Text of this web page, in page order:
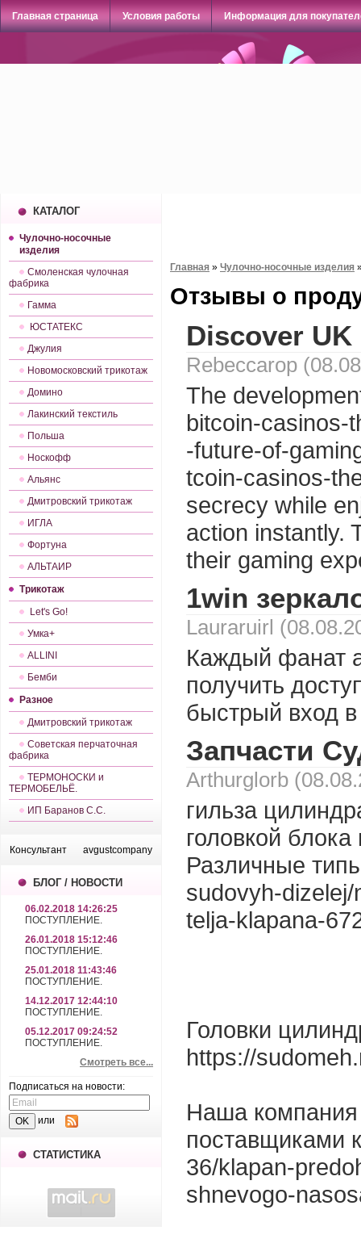
Главная страница Условия работы Информация для
КАТАЛОГ
Чулочно-носочные
изделия
Смоленская чулочная
фабрика
Гамма
ЮСТАТЕКС
Джулия
Новомосковский трикотаж
Домино
Лакинский текстиль
Польша
Носкофф
Альянс
Дмитровский трикотаж
ИГЛА
Фортуна
АЛЬТАИР
Трикотаж
Let's Gо!
Умка+
ALLINI
Бемби
Разное
Дмитровский трикотаж
Советская перчаточная
фабрика
ТЕРМОНОСКИ и
ТЕРМОБЕЛЬЁ.
ИП Баранов С.С.
Консультант avgustcompany
БЛОГ / НОВОСТИ
06.02.2018 14:26:25
ПОСТУПЛЕНИЕ.
26.01.2018 15:12:46
ПОСТУПЛЕНИЕ.
25.01.2018 11:43:46
ПОСТУПЛЕНИЕ.
14.12.2017 12:44:10
ПОСТУПЛЕНИЕ.
05.12.2017 09:24:52
ПОСТУПЛЕНИЕ.
Смотреть все...
Подписаться на новости:
или
СТАТИСТИКА
Главная » Чулочно-носочные изделия
Отзывы о
Discover
Rebeccarop
The
bitcoin-casinos-
-future-of-
tcoin-casinos-
secrecy while
action instantly.
their gaming
1win
Lauraruirl
Каждый фанат
получить
быстрый вход
Запчасти
Arthurglorb
гильза
головкой
Различные
sudovyh-
telja-klapana-
Головки
https://
Наша компания
поставщиками
36/klapan-
shnevogo-